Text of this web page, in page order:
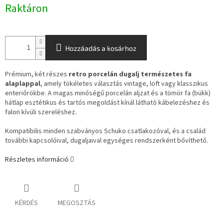
Raktáron
Hozzáadás a kosárhoz
Prémium, két részes retro porcelán dugalj természetes fa
alaplappal, amely tökéletes választás vintage, loft vagy klasszikus
enteriőrökbe. A magas minőségű porcelán aljzat és a tömör fa (bükk)
hátlap esztétikus és tartós megoldást kínál látható kábelezéshez és
falon kívüli szereléshez.
Kompatibilis minden szabványos Schuko csatlakozóval, és a család
további kapcsolóival, dugaljaival egységes rendszerként bővíthető.
Részletes információ
KÉRDÉS MEGOSZTÁS